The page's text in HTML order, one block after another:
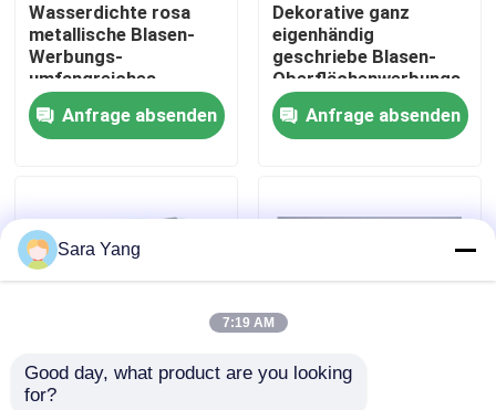
Werksbesichtigung
Qualitätskontrolle
Neuigkeiten
Blase Mailing Taschen
Wasserdichte rosa
metallische Blasen-
Werbungs-
umfangreiches
Durchbohren
beständig
Anfrage absenden
Dekorative ganz
eigenhändig
geschriebe Blasen-
Oberflächenwerbungs-
kundenspezifisches
Drucken VMPET
Anfrage absenden
Versandverpackung
Sara Yang
7:19 AM
Good day, what product are you looking
for?